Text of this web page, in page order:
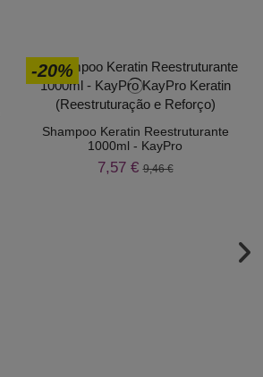
-20%
Shampoo Keratin Reestruturante
1000ml - KayPro
7,57 €9,46 €